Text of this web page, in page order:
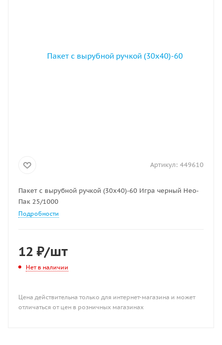
Артикул: 449610
Пакет с вырубной ручкой (30х40)-60 Игра черный Нео-
Пак 25/1000
Подробности
12 ₽/шт
Нет в наличии
Цена действительна только для интернет-магазина и может
отличаться от цен в розничных магазинах